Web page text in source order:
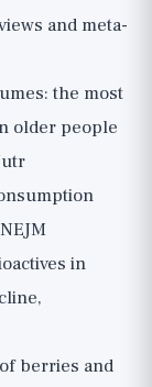
and meta-
the most
older people
in
berries and